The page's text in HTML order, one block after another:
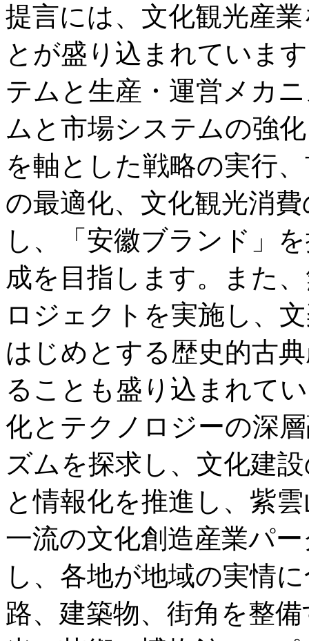
提言には、文化観光産
とが盛り込まれていま
テムと生産・運営メカ
ムと市場システムの強
を軸とした戦略の実行
の最適化、文化観光消
し、「安徽ブランド」
成を目指します。また
ロジェクトを実施し、
はじめとする歴史的古
ることも盛り込まれて
化とテクノロジーの深
ズムを探求し、文化建
と情報化を推進し、紫
一流の文化創造産業パ
し、各地が地域の実情
路、建築物、街角を整